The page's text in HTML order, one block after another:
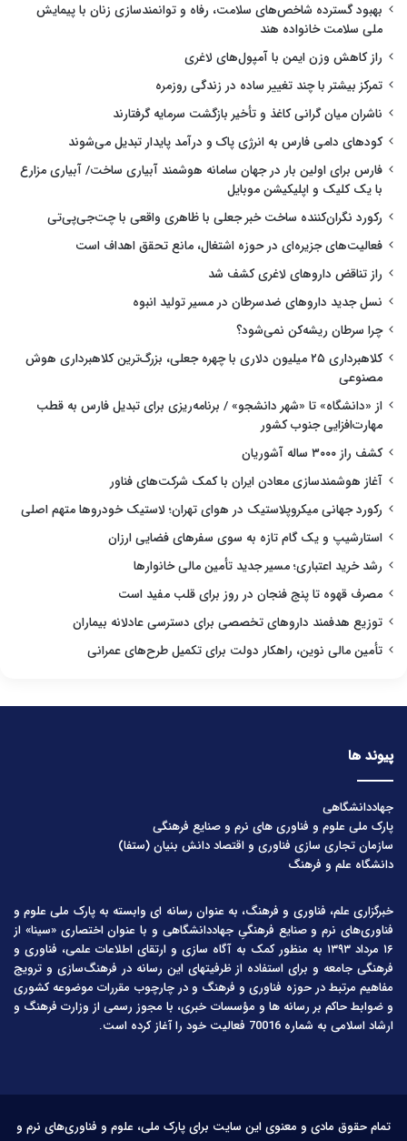
بهبود گسترده شاخص‌های سلامت، رفاه و توانمندسازی زنان با پیمایش
ملی سلامت خانواده هند
راز کاهش وزن ایمن با آمپول‌های لاغری
تمرکز بیشتر با چند تغییر ساده در زندگی روزمره
ناشران میان گرانی کاغذ و تأخیر بازگشت سرمایه گرفتارند
کودهای دامی فارس به انرژی پاک و درآمد پایدار تبدیل می‌شوند
فارس برای اولین بار در جهان سامانه هوشمند آبیاری ساخت/ آبیاری مزارع
با یک کلیک و اپلیکیشن موبایل
رکورد نگران‌کننده ساخت خبر جعلی با ظاهری واقعی با چت‌جی‌پی‌تی
فعالیت‌های جزیره‌ای در حوزه اشتغال، مانع تحقق اهداف است
راز تناقض داروهای لاغری کشف شد
نسل جدید داروهای ضدسرطان در مسیر تولید انبوه
چرا سرطان ریشه‌کن نمی‌شود؟
کلاهبرداری ۲۵ میلیون دلاری با چهره جعلی، بزرگ‌ترین کلاهبرداری هوش
مصنوعی
از «دانشگاه» تا «شهر دانشجو» / برنامه‌ریزی برای تبدیل فارس به قطب
مهارت‌افزایی جنوب کشور
کشف راز ۳۰۰۰ ساله آشوریان
آغاز هوشمندسازی معادن ایران با کمک شرکت‌های فناور
رکورد جهانی میکروپلاستیک در هوای تهران؛ لاستیک خودروها متهم اصلی
استارشیپ و یک گام تازه به سوی سفرهای فضایی ارزان
رشد خرید اعتباری؛ مسیر جدید تأمین مالی خانوارها
مصرف قهوه تا پنج فنجان در روز برای قلب مفید است
توزیع هدفمند داروهای تخصصی برای دسترسی عادلانه بیماران
تأمین مالی نوین، راهکار دولت برای تکمیل طرح‌های عمرانی
پیوند ها
جهاددانشگاهی
پارک ملی علوم و فناوری های نرم و صنایع فرهنگی
سازمان تجاری سازی فناوری و اقتصاد دانش بنیان (ستفا)
دانشگاه علم و فرهنگ
خبرگزاری علم، فناوری و فرهنگ، به عنوان رسانه ای وابسته به پارک ملی علوم و
فناوری‌های نرم و صنایع فرهنگیِ جهاددانشگاهی و با عنوان اختصاری «سینا» از
۱۶ مرداد ۱۳۹۳ به منظور کمک به آگاه سازی و ارتقای اطلاعات علمی، فناوری و
فرهنگی جامعه و برای استفاده از ظرفیتهای این رسانه در فرهنگ‌سازی و ترویج
مفاهیم مرتبط در حوزه فناوری و فرهنگ و در چارچوب مقررات موضوعه کشوری
و ضوابط حاکم بر رسانه ها و مؤسسات خبری، با مجوز رسمی از وزارت فرهنگ و
ارشاد اسلامی به شماره 70016 فعالیت خود را آغاز کرده است.
تمام حقوق مادی و معنوی این سایت برای پارک ملی، علوم و فناوری‌های نرم و